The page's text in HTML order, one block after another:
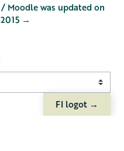
Moodle was updated on
→
FI logot →